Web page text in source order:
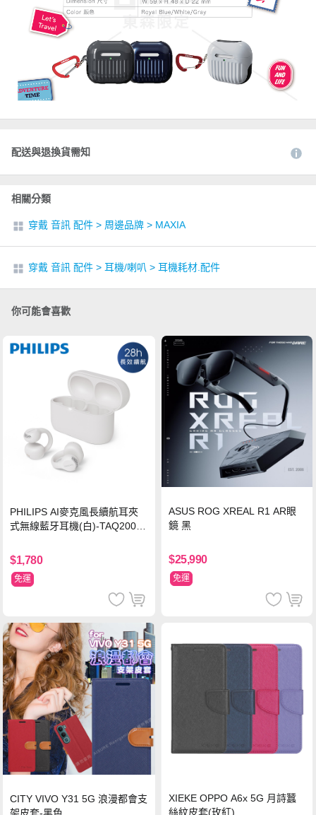
配送與退換貨需知
相關分類
穿戴 音訊 配件 > 周邊品牌 > MAXIA
穿戴 音訊 配件 > 耳機/喇叭 > 耳機耗材.配件
你可能會喜歡
PHILIPS AI麥克風長續航耳夾
式無線藍牙耳機(白)-TAQ2000
$1,780
免運
ASUS ROG XREAL R1 AR眼
鏡 黑
$25,990
免運
CITY VIVO Y31 5G 浪漫都會支
架皮套-黑色
XIEKE OPPO A6x 5G 月詩蠶
絲紋皮套(玫紅)